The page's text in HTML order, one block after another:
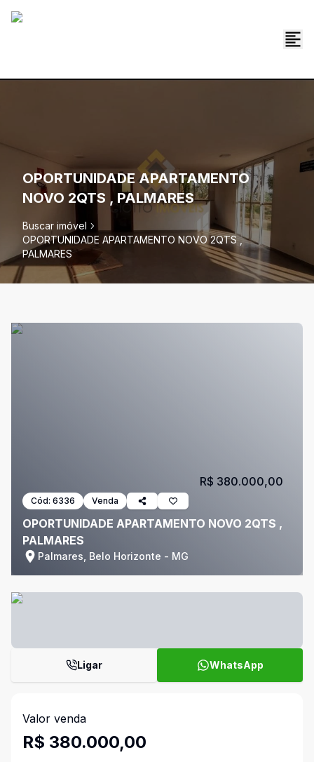
OPORTUNIDADE APARTAMENTO
NOVO 2QTS , PALMARES
Buscar imóvel
OPORTUNIDADE APARTAMENTO NOVO 2QTS ,
PALMARES
Cód: 6336 Venda
OPORTUNIDADE APARTAMENTO NOVO 2QTS ,
PALMARES
Palmares, Belo Horizonte - MG
R$ 380.000,00
Ligar WhatsApp
Valor venda
R$ 380.000,00